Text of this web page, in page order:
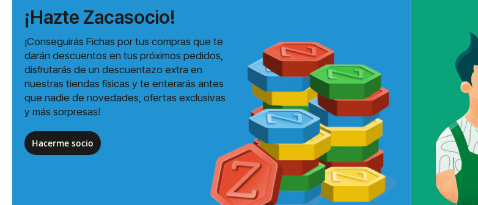
¡Hazte Zacasocio!
¡Conseguirás Fichas por tus compras que te
darán descuentos en tus próximos pedidos,
disfrutarás de un descuentazo extra en
nuestras tiendas físicas y te enterarás antes
que nadie de novedades, ofertas exclusivas
y más sorpresas!
Hacerme socio